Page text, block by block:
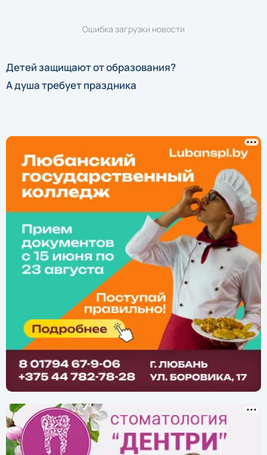
Ошибка загрузки новости
Детей защищают от образования?
А душа требует праздника